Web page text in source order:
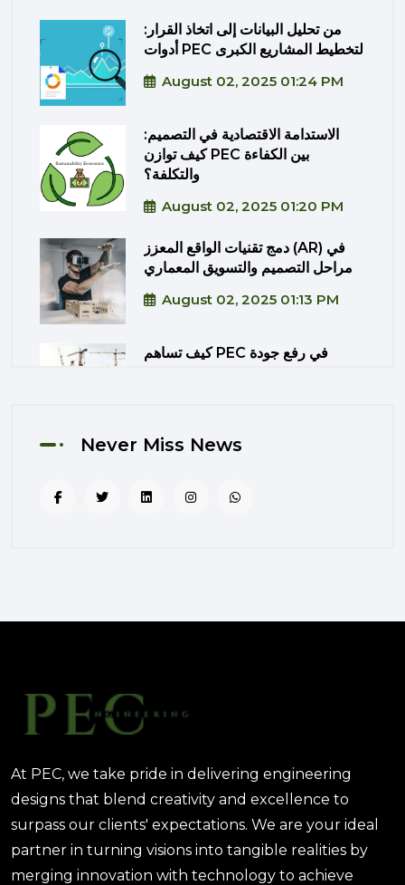
من تحليل البيانات إلى اتخاذ القرار:
أدوات PEC لتخطيط المشاريع الكبرى
August 02, 2025 01:24 PM
الاستدامة الاقتصادية في التصميم:
كيف توازن PEC بين الكفاءة
والتكلفة؟
August 02, 2025 01:20 PM
دمج تقنيات الواقع المعزز (AR) في
مراحل التصميم والتسويق المعماري
August 02, 2025 01:13 PM
كيف تساهم PEC في رفع جودة
أكثر إنسانية
والتكاليف؟
Never Miss News
At PEC, we take pride in delivering engineering
designs that blend creativity and excellence to
surpass our clients' expectations. We are your ideal
partner in turning visions into tangible realities by
merging innovation with technology to achieve